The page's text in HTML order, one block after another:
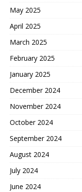
May 2025
April 2025
March 2025
February 2025
January 2025
December 2024
November 2024
October 2024
September 2024
August 2024
July 2024
June 2024